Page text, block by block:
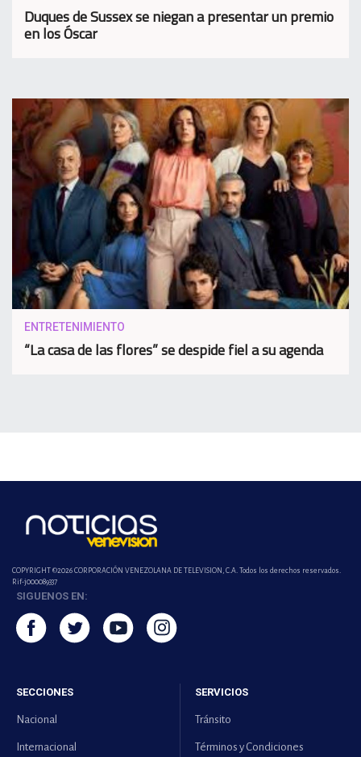
Duques de Sussex se niegan a presentar un premio
en los Óscar
ENTRETENIMIENTO
“La casa de las flores” se despide fiel a su agenda
COPYRIGHT ©2026 CORPORACIÓN VENEZOLANA DE TELEVISION, C.A. Todos los derechos reservados.
Rif-j000089337
SIGUENOS EN:
SECCIONES
Nacional
Internacional
SERVICIOS
Tránsito
Términos y Condiciones